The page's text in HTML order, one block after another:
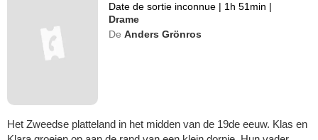
Date de sortie inconnue | 1h 51min |
Drame
De Anders Grönros
Het Zweedse platteland in het midden van de 19de eeuw. Klas en